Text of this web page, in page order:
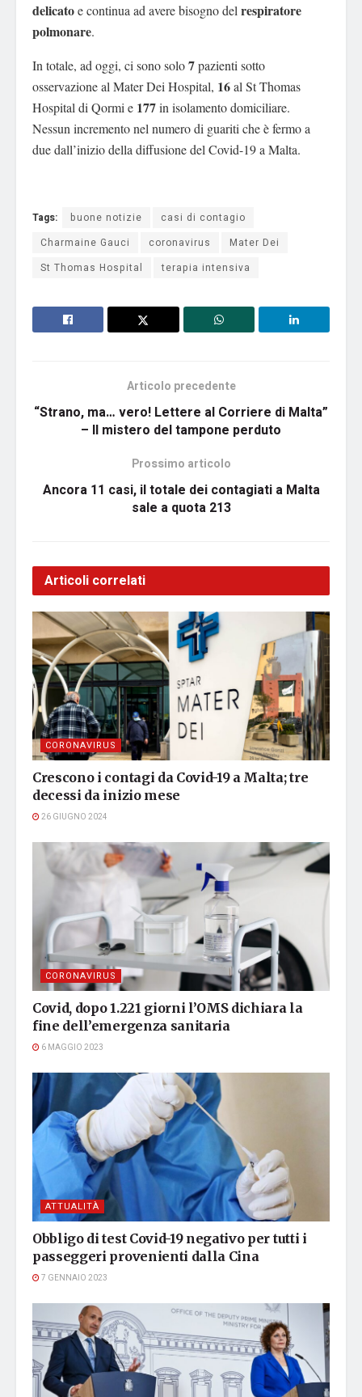
delicatoe continua ad avere bisogno del respiratore
polmonare.
In totale, ad oggi, ci sono solo7pazienti sotto
osservazione al Mater Dei Hospital, 16al St Thomas
Hospital di Qormi e 177in isolamento domiciliare.
Nessun incremento nel numero di guariti che è fermo a
due dall’inizio della diffusione del Covid-19 a Malta.
Tags: buone notizie
casi di contagio
Charmaine Gauci
coronavirus
Mater Dei
St Thomas Hospital
terapia intensiva
Articolo precedente
“Strano, ma… vero! Lettere al Corriere di Malta”
– Il mistero del tampone perduto
Prossimo articolo
Ancora 11 casi, il totale dei contagiati a Malta
sale a quota 213
Articoli correlati
CORONAVIRUS
Crescono i contagi da Covid-19 a Malta; tre
decessi da inizio mese
26 GIUGNO 2024
CORONAVIRUS
Covid, dopo 1.221 giorni l’OMS dichiara la
fine dell’emergenza sanitaria
6 MAGGIO 2023
ATTUALITÀ
Obbligo di test Covid-19 negativo per tutti i
passeggeri provenienti dalla Cina
7 GENNAIO 2023